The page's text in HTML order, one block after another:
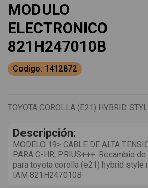
MODULO
ELECTRONICO
821H247010B
Codigo: 1412872
TOYOTA COROLLA (E21) HYBRID
Descripción:
MODELO 19> CABLE DE ALTA
PARA C-HR, PRIUS+++. Recambio
para toyota corolla (e21) hybrid style
IAM 821H247010B